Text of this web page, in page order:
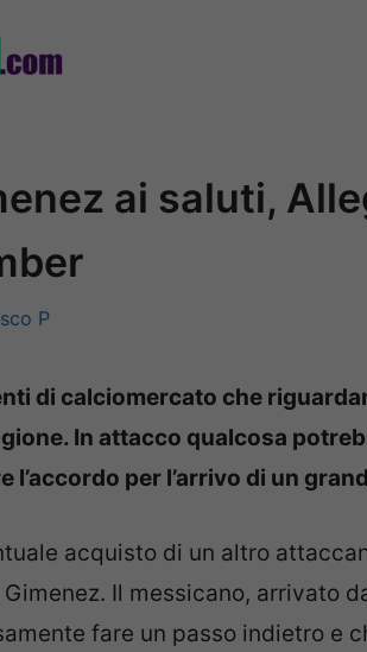
ai saluti,
P
di calciomercato che
In attacco qualcosa
l’accordo per l’arrivo di un
acquisto di un altro
Il messicano, arrivato
fare un passo indietro e